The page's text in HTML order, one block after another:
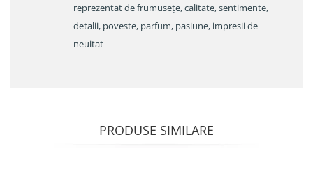
reprezentat de frumusețe, calitate, sentimente,
detalii, poveste, parfum, pasiune, impresii de
neuitat
PRODUSE SIMILARE